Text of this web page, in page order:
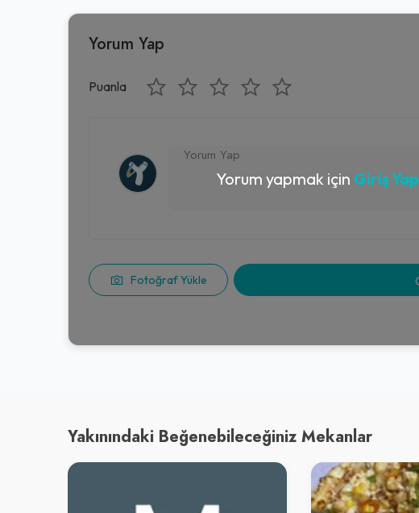
Yorum Yap
Puanla
Fotoğraf Yükle
Yorum yapmak için Giriş Yap
Yakınındaki Beğenebileceğiniz Mekanlar